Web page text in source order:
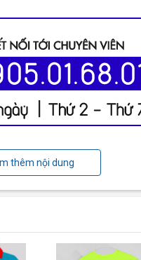
Nẵng đẹp
phong cách trang nhã và
giúp cho người nhân
thêm nội dung